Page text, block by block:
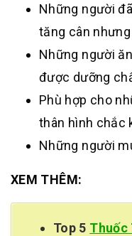
Những người
tăng cân
Những người
được dưỡng
Phù hợp cho
thân hình chắc
Những người
XEM THÊM:
Top 5 Thuốc